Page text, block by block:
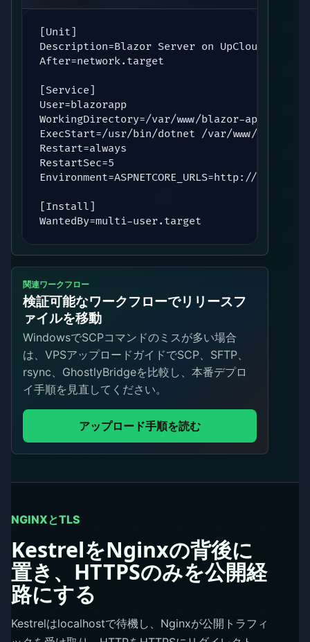
[Unit]
Description=Blazor Server on UpCloud
After=network.target
[Service]
User=blazorapp
WorkingDirectory=/var/www/blazor-app/
ExecStart=/usr/bin/dotnet /var/www/
Restart=always
RestartSec=5
Environment=ASPNETCORE_URLS=http://
[Install]
WantedBy=multi-user.target
関連ワークフロー
検証可能なワークフローでリリースフ
ァイルを移動
WindowsでSCPコマンドのミスが多い場合
は、VPSアップロードガイドでSCP、SFTP、
rsync、GhostlyBridgeを比較し、本番デプロ
イ手順を見直してください。
アップロード手順を読む
NGINXとTLS
KestrelをNginxの背後に
置き、HTTPSのみを公開経
路にする
Kestrelはlocalhostで待機し、Nginxが公開トラフィ